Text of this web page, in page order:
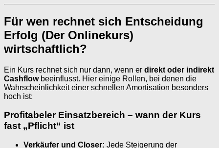
Für wen rechnet sich Entscheidung
Erfolg (Der Onlinekurs)
wirtschaftlich?
Ein Kurs rechnet sich nur dann, wenn er direkt oder indirekt
Cashflowbeeinflusst. Hier einige Rollen, bei denen die
Wahrscheinlichkeit einer schnellen Amortisation besonders
hoch ist:
Profitabeler Einsatzbereich – wann der Kurs
fast „Pflicht“ ist
Verkäufer und Closer: Jede Steigerung der